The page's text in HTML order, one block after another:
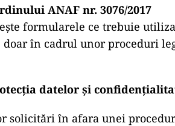
ANAF nr. 3076/2017
formularele ce trebuie
doar în cadrul unor proceduri
datelor și
solicitări în afara unei